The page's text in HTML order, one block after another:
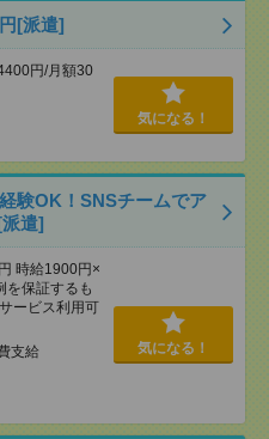
[派遣]
円/月額30
気になる！
験OK！SNSチームでア
遣]
時給1900円×
保証するも
ービス利用可
支給
気になる！